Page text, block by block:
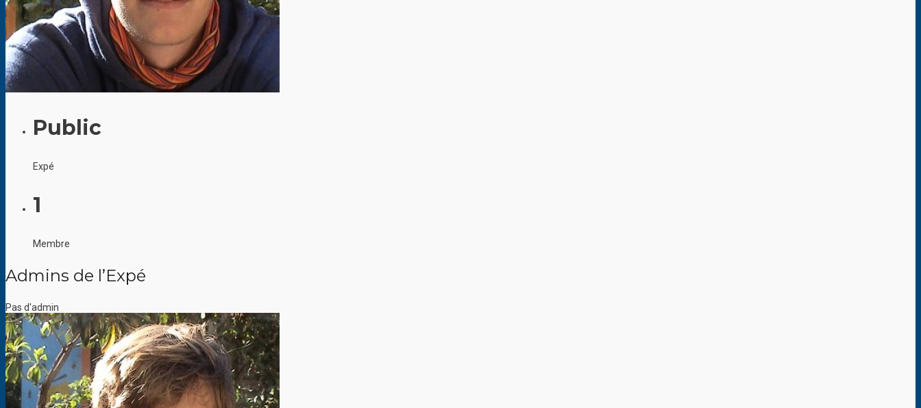
Public
Expé
1
Membre
Admins de l’Expé
Pas d'admin